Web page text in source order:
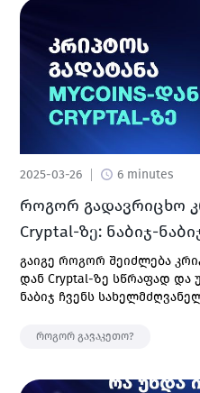
2025-03-26 6 minutes
როგორ გადავრიცხო
Cryptal-ზე: ნაბიჯ-
(2025)
გაიგე როგორ შეიძლება
დან Cryptal-ზე სწრაფად და
ნაბიჯ ჩვენს
როგორ გავაკეთო?